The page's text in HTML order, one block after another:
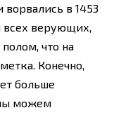
ворвались в 1453
всех верующих,
что на
Конечно,
больше
можем